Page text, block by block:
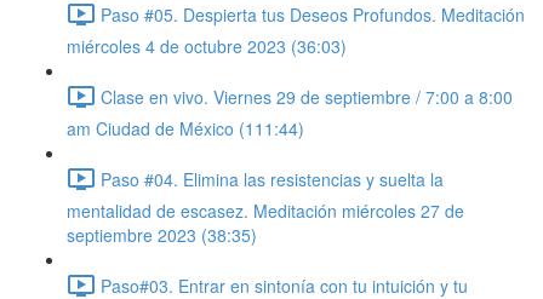
Paso #05. Despierta tus Deseos Profundos. Meditación
miércoles 4 de octubre 2023 (36:03)
Clase en vivo. Viernes 29 de septiembre / 7:00 a 8:00
am Ciudad de México (111:44)
Paso #04. Elimina las resistencias y suelta la
mentalidad de escasez. Meditación miércoles 27 de
septiembre 2023 (38:35)
Paso#03. Entrar en sintonía con tu intuición y tu